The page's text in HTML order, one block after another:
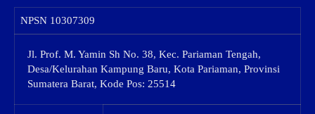
NPSN 10307309
Jl. Prof. M. Yamin Sh No. 38, Kec. Pariaman Tengah,
Desa/Kelurahan Kampung Baru, Kota Pariaman, Provinsi
Sumatera Barat, Kode Pos: 25514